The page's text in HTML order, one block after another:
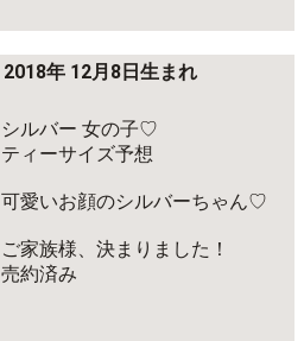
2018年 12月8日生まれ
シルバー 女の子♡
ティーサイズ予想
可愛いお顔のシルバーちゃん♡
ご家族様、決まりました！
売約済み